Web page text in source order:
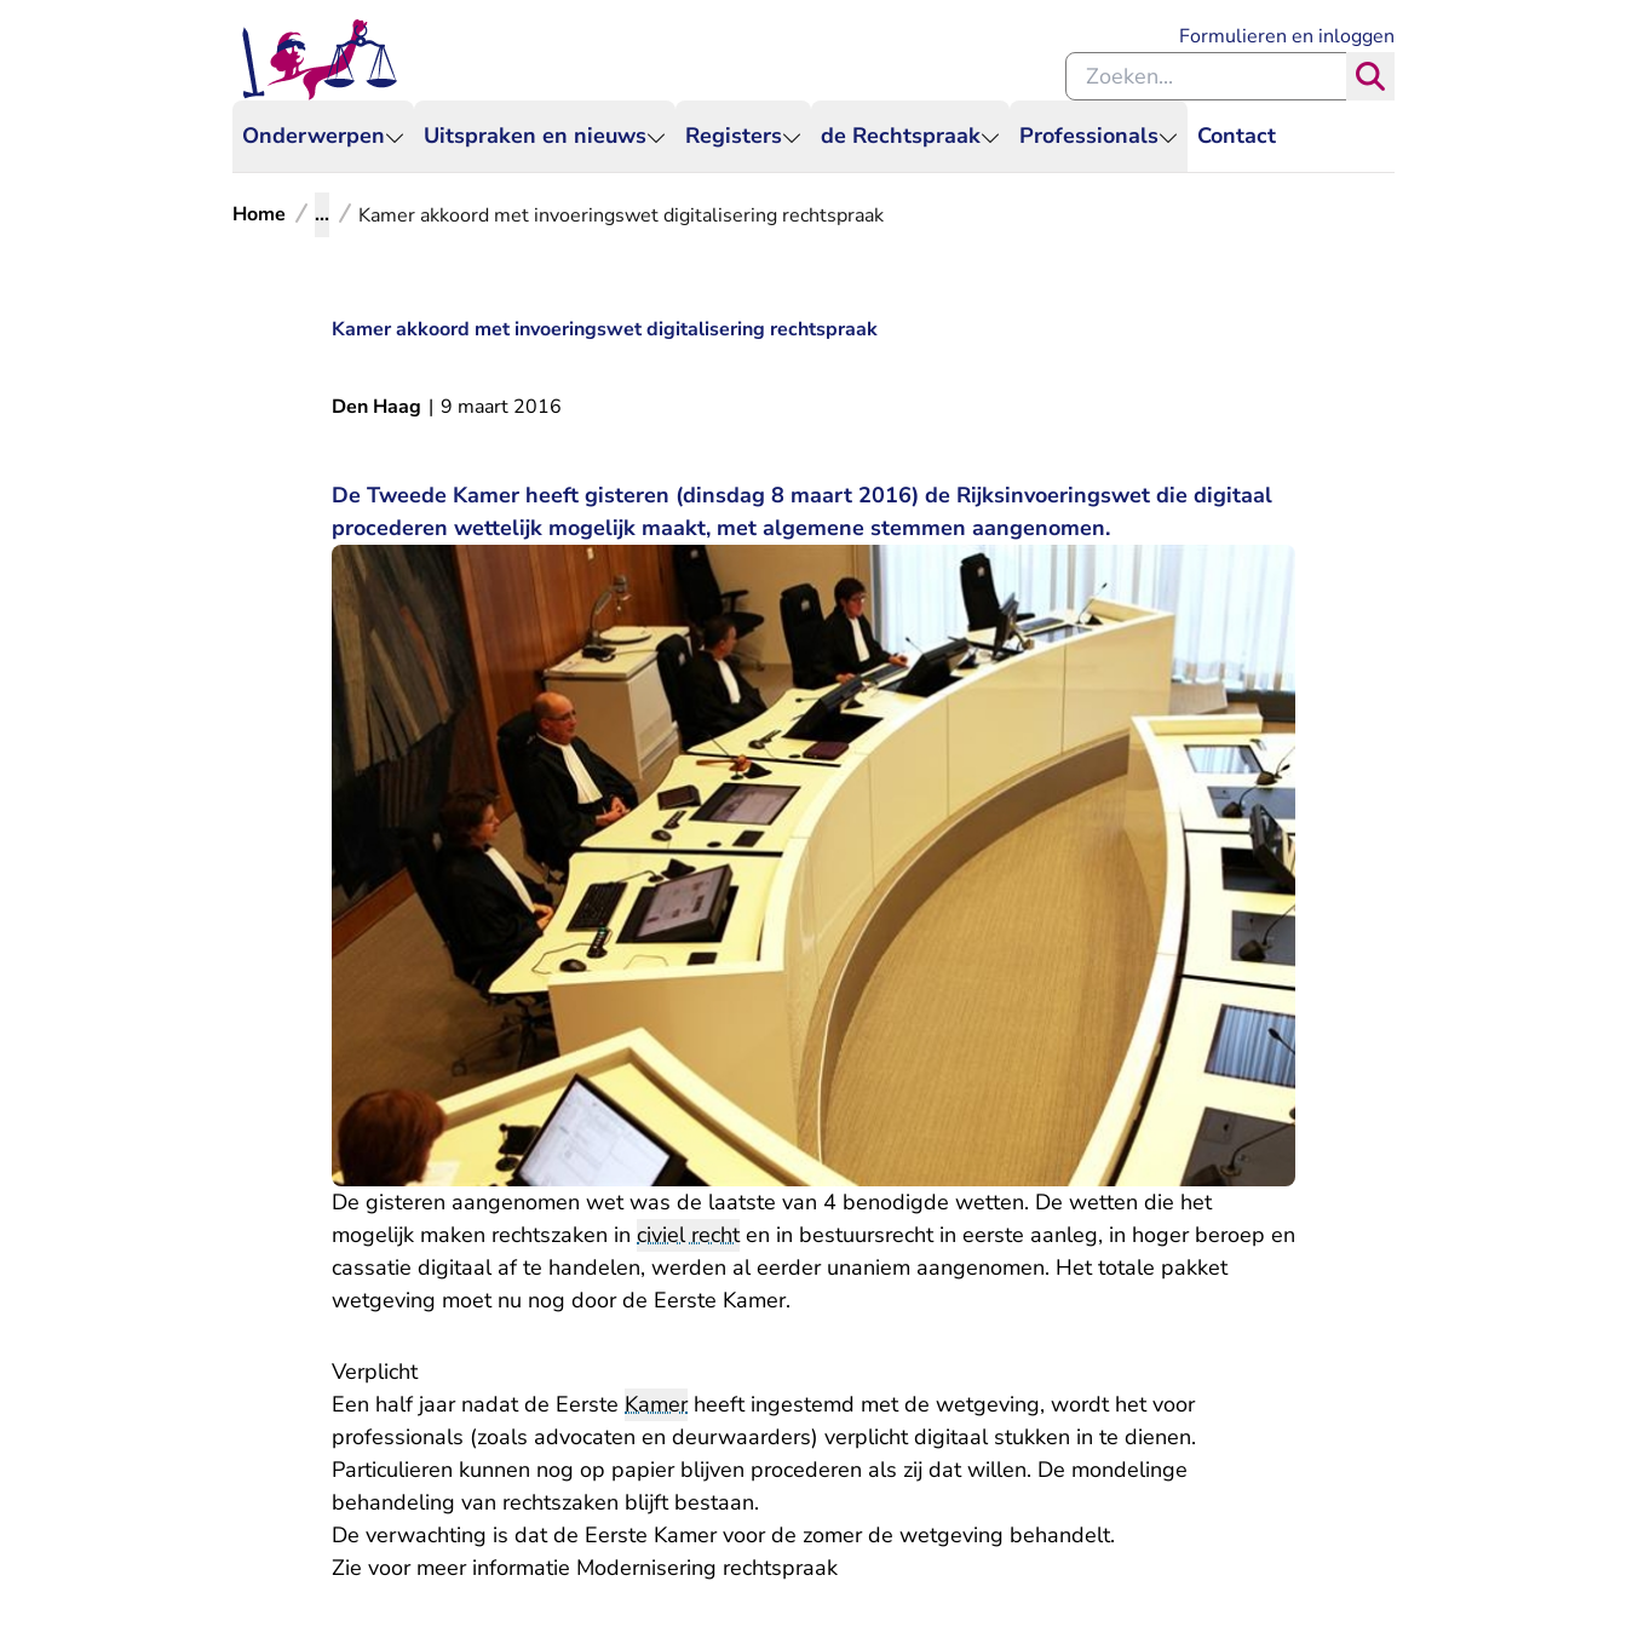
Onderwerpen Uitspraken en nieuws Registers de Rechtspraak Professionals Contact
Formulieren en inloggen
Zoeken binnen de Rechtspraak
Home ... Kamer akkoord met invoeringswet digitalisering rechtspraak
Kamer akkoord met invoeringswet digitalisering rechtspraak
Den Haag | 9 maart 2016
De Tweede Kamer heeft gisteren (dinsdag 8 maart 2016) de Rijksinvoeringswet die digitaal
procederen wettelijk mogelijk maakt, met algemene stemmen aangenomen.
De gisteren aangenomen wet was de laatste van 4 benodigde wetten. De wetten die het
mogelijk maken rechtszaken in civiel rechten in bestuursrecht in eerste aanleg, in hoger beroep en
cassatie digitaal af te handelen, werden al eerder unaniem aangenomen. Het totale pakket
wetgeving moet nu nog door de Eerste Kamer.
Verplicht
Een half jaar nadat de Eerste Kamerheeft ingestemd met de wetgeving, wordt het voor
professionals (zoals advocaten en deurwaarders) verplicht digitaal stukken in te dienen.
Particulieren kunnen nog op papier blijven procederen als zij dat willen. De mondelinge
behandeling van rechtszaken blijft bestaan.
De verwachting is dat de Eerste Kamer voor de zomer de wetgeving behandelt.
Zie voor meer informatie Modernisering rechtspraak